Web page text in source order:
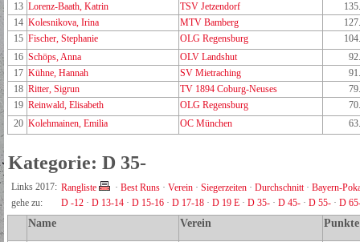
13 Lorenz-Baath, Katrin TSV Jetzendorf
14 Kolesnikova, Irina MTV Bamberg
15 Fischer, Stephanie OLG Regensburg
16 Schöps, Anna OLV Landshut
17 Kühne, Hannah SV Mietraching
18 Ritter, Sigrun TV 1894 Coburg-Neuses
19 Reinwald, Elisabeth OLG Regensburg
20 Kolehmainen, Emilia OC München
Kategorie: D 35-
Links 2017: Rangliste · Best Runs · Verein · Siegerzeiten · Durchschnitt· Bayern-
gehe zu:
D -12 · D 13-14 · D 15-16 · D 17-18 · D 19 E · D 35- · D 45- · D 55- · D
Name Verein Punkte